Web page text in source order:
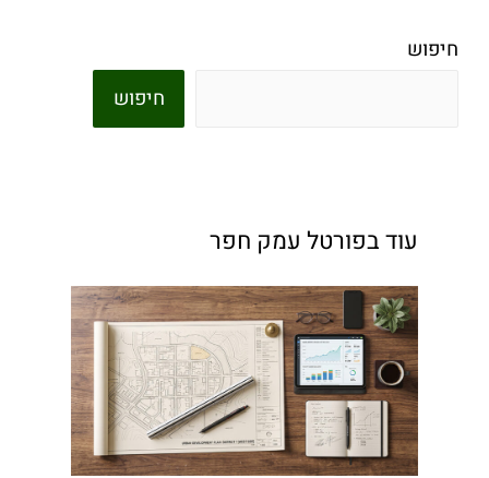
חיפוש
חיפוש
עוד בפורטל עמק חפר